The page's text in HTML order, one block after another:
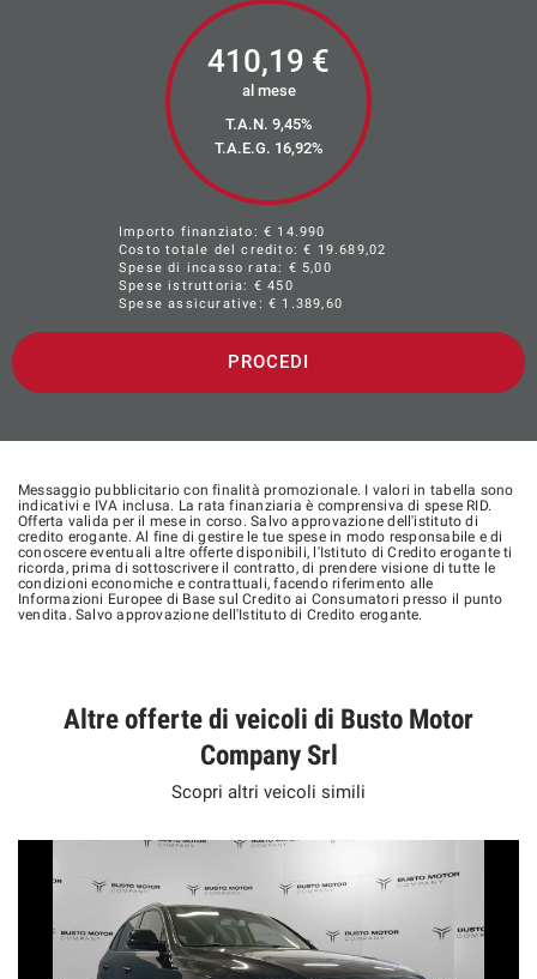
Terminale di scarico doppio cromato
Vetri posteriori oscurati
Videocamera posteriore
Volante e pomello del cambio in pelle
Volante multifunzione design in pelle con pin
XCELLENCE
XDS (Sistema Differenziale Elettronico)
410,19 €
al mese
T.A.N. 9,45%
T.A.E.G. 16,92%
Importo finanziato: € 14.990
Costo totale del credito: € 19.689,02
Spese di incasso rata: € 5,00
Spese istruttoria: € 450
Spese assicurative: € 1.389,60
PROCEDI
Messaggio pubblicitario con finalità promozionale. I valori in tabella sono
indicativi e IVA inclusa. La rata finanziaria è comprensiva di spese RID.
Offerta valida per il mese in corso. Salvo approvazione dell'istituto di
credito erogante. Al fine di gestire le tue spese in modo responsabile e di
conoscere eventuali altre offerte disponibili, l'Istituto di Credito erogante ti
ricorda, prima di sottoscrivere il contratto, di prendere visione di tutte le
condizioni economiche e contrattuali, facendo riferimento alle
Informazioni Europee di Base sul Credito ai Consumatori presso il punto
vendita. Salvo approvazione dell'Istituto di Credito erogante.
Altre offerte di veicoli di Busto Motor
Company Srl
Scopri altri veicoli simili